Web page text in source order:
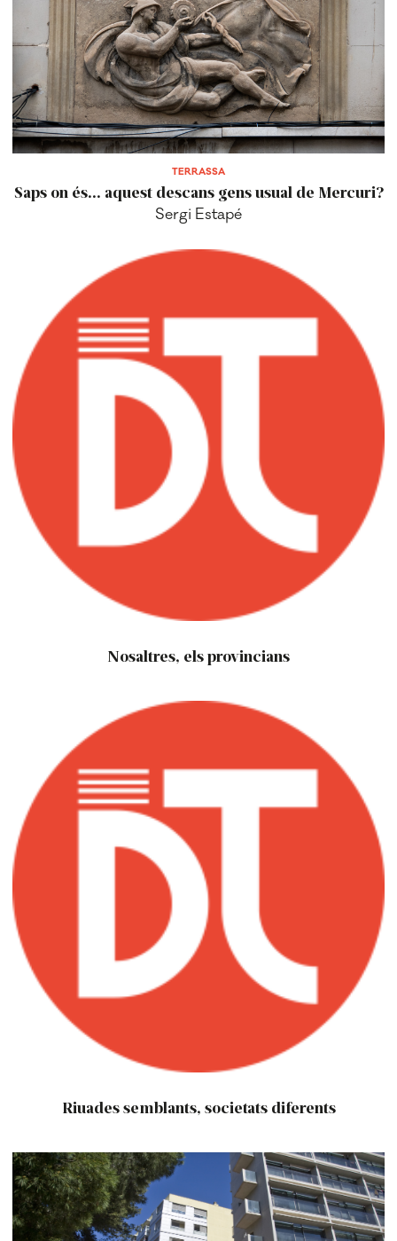
TERRASSA
Saps on és... aquest descans gens usual de Mercuri?
Sergi Estapé
Nosaltres, els provincians
Riuades semblants, societats diferents